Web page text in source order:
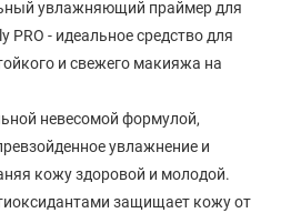
увлажняющий праймер для
- идеальное средство для
и свежего макияжа на
невесомой формулой,
увлажнение и
кожу здоровой и молодой.
защищает кожу от